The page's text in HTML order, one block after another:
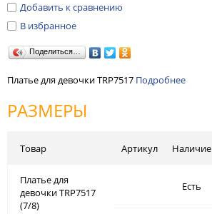
Добавить к сравнению
В избранное
Поделиться…
Платье для девочки TRP7517 Подробнее
РАЗМЕРЫ
Товар
Платье для
девочки TRP7517
(7/8)
Артикул Наличие
Есть